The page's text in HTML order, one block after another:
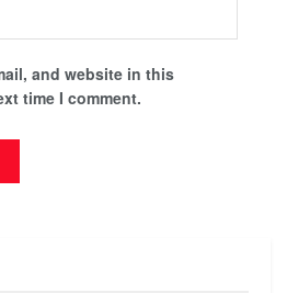
and website in this
time I comment.